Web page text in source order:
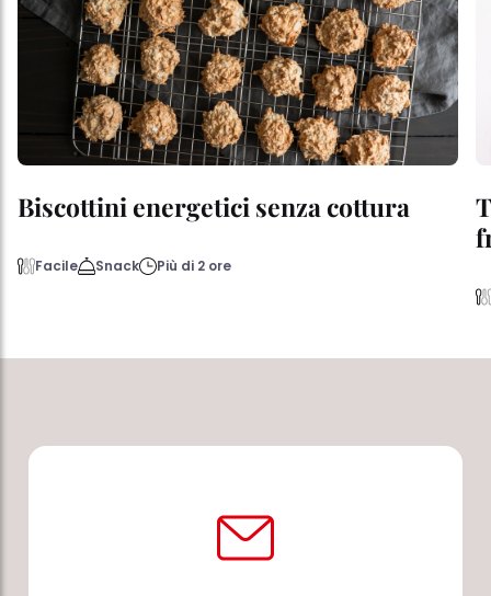
Biscottini energetici senza cottura
Facile Snack Più di 2 ore